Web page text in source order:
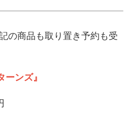
の商品も取り置き予約も受
ーンズ』
円